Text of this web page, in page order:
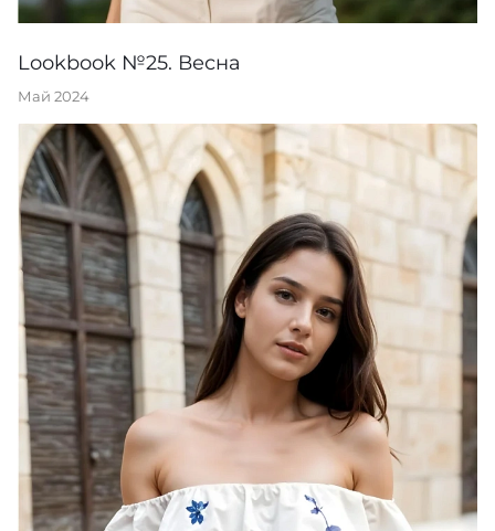
Lookbook №25. Весна
Май 2024